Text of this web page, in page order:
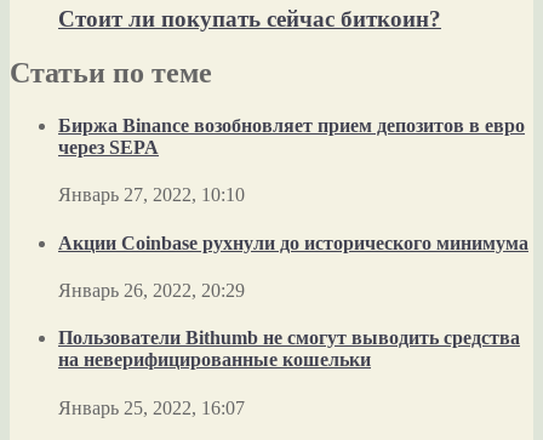
Стоит ли покупать сейчас биткоин?
Статьи по теме
Биржа Binance возобновляет прием депозитов в евро
через SEPA
Январь 27, 2022, 10:10
Акции Coinbase рухнули до исторического минимума
Январь 26, 2022, 20:29
Пользователи Bithumb не смогут выводить средства
на неверифицированные кошельки
Январь 25, 2022, 16:07